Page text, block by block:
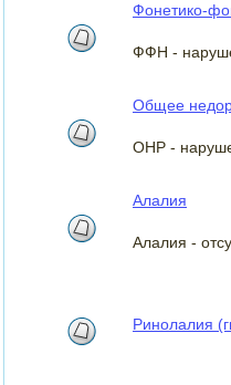
Фонетико-
ФФН -
Общее
ОНР -
Алалия
Алалия -
Ринолалия